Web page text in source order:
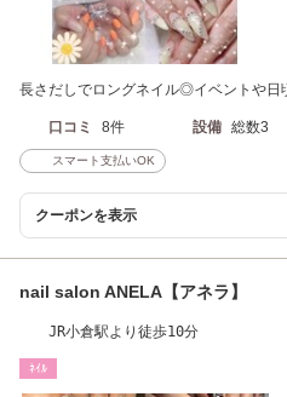
長さだしでロングネイル◎イベントや日
口コミ 8件 設備 総数3
スマート支払いOK
クーポンを表示
nail salon ANELA【アネラ】
JR小倉駅より徒歩10分
ﾈｲﾙ